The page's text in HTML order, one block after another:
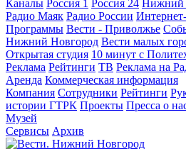
Каналы Россия 1 Россия 24 Нижний
Радио Маяк Радио России
Программы Вести - Приволжье
Нижний Новгород Вести малых
Открытая студия 10 минут с
Реклама Рейтинги ТВ Реклама на
Аренда Коммерческая информация
Компания Сотрудники Рейтинги
истории ГТРК Проекты Пресса о
Музей
Сервисы Архив